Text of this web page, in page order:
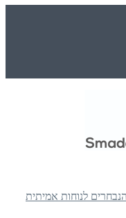
לנוחות אמיתית